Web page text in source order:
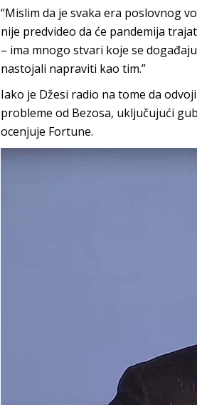
“Mislim da je svaka era poslovnog
nije predvideo da će pandemija
– ima mnogo stvari koje se
nastojali napraviti kao tim.”
Iako je Džesi radio na tome da
probleme od Bezosa, uključujući
ocenjuje Fortune.